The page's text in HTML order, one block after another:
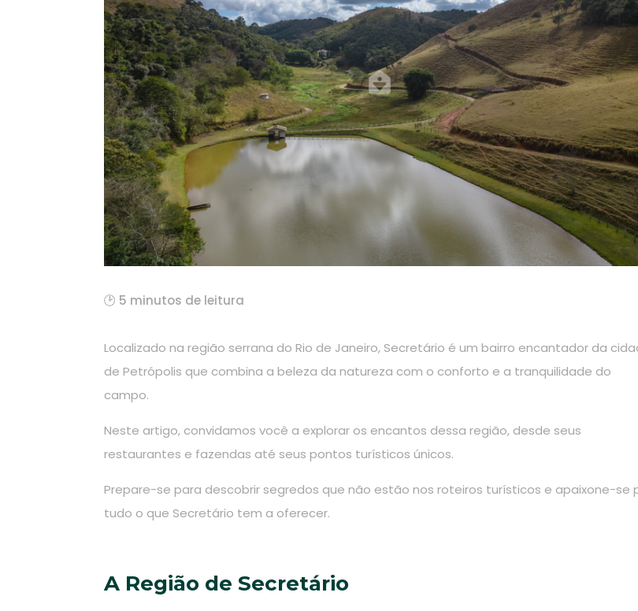
🕑 5 minutos de leitura
Localizado na região serrana do Rio de Janeiro, Secretário é um bairro encantador da
de Petrópolis que combina a beleza da natureza com o conforto e a tranquilidade do
campo.
Neste artigo, convidamos você a explorar os encantos dessa região, desde seus
restaurantes e fazendas até seus pontos turísticos únicos.
Prepare-se para descobrir segredos que não estão nos roteiros turísticos e apaixone-se
tudo o que Secretário tem a oferecer.
A Região de Secretário